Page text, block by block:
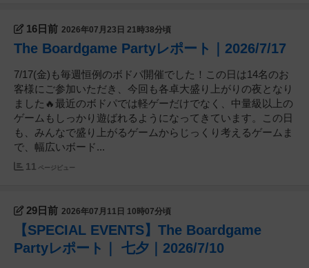
16日前 2026年07月23日 21時38分頃
The Boardgame Partyレポート｜2026/7/17
7/17(金)も毎週恒例のボドパ開催でした！この日は14名のお
客様にご参加いただき、今回も各卓大盛り上がりの夜となり
ました🔥最近のボドパでは軽ゲーだけでなく、中量級以上の
ゲームもしっかり遊ばれるようになってきています。この日
も、みんなで盛り上がるゲームからじっくり考えるゲームま
で、幅広いボード...
11 ページビュー
29日前 2026年07月11日 10時07分頃
【SPECIAL EVENTS】The Boardgame
Partyレポート｜ 七夕｜2026/7/10